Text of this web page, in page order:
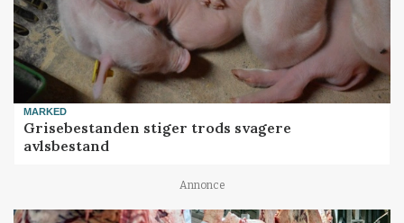
MARKED
Grisebestanden stiger trods svagere
avlsbestand
Annonce